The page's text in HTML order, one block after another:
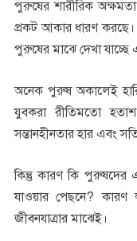
পুরুষের শারীরিক
প্রকট আকার ধারণ
পুরুষের মাঝে দেখা
অনেক পুরুষ অকালেই
যুবকরা রীতিমতো
সন্তানহীনতার হার এবং
কিন্তু কারণ কি পুরুষদের
যাওয়ার পেছনে?
জীবনযাত্রার মাঝেই।